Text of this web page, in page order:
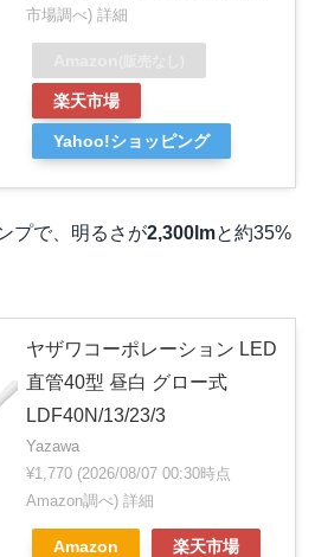
市場調べ) 詳細
楽天市場
Yahoo!ショッピング
プで、明るさが2,300lmと約35%
ヤザワコーポレーション LED
直管40型 昼白 グロー式
LDF40N/13/23/3
Yazawa
¥1,770 (2026/08/07 00:30時点
Amazon調べ) 詳細
Amazon 楽天市場